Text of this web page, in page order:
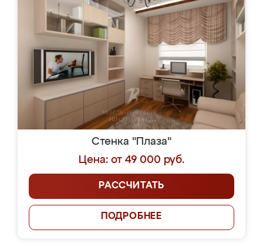
Стенка "Плаза"
Цена: от 49 000 руб.
РАССЧИТАТЬ
ПОДРОБНЕЕ